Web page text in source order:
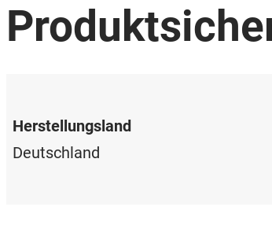
Herstellungsland
Deutschland